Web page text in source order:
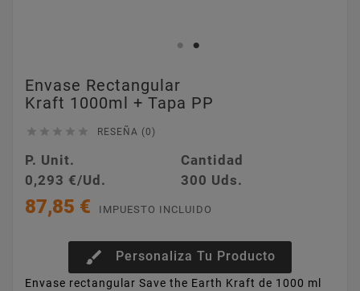
Envase Rectangular
Kraft 1000ml + Tapa PP
     RESEÑA (0)
P. Unit.
Cantidad
0,293 €/Ud.
300 Uds.
87,85 € IMPUESTO INCLUIDO
brush Personaliza Tu Producto
Envase rectangular Save the Earth Kraft de 1000 ml